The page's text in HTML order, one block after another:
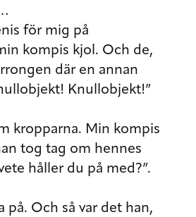
för mig på
kompis kjol. Och de,
där en annan
Knullobjekt!”
kropparna. Min kompis
tog tag om hennes
håller du på med?”.
Och så var det han,